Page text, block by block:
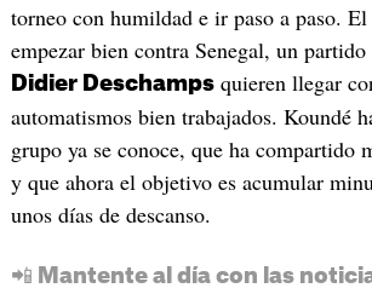
torneo con humildad e ir paso a paso.
empezar bien contra Senegal, un
Didier Deschampsquieren llegar
automatismos bien trabajados. Koundé
grupo ya se conoce, que ha compartido
y que ahora el objetivo es acumular
unos días de descanso.
📲 Mantente al día con las